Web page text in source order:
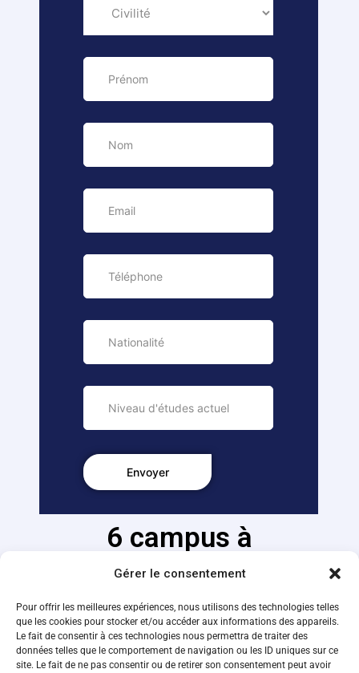
Gérer le consentement
Pour offrir les meilleures expériences, nous utilisons des technologies telles
que les cookies pour stocker et/ou accéder aux informations des appareils.
Le fait de consentir à ces technologies nous permettra de traiter des
données telles que le comportement de navigation ou les ID uniques sur ce
site. Le fait de ne pas consentir ou de retirer son consentement peut avoir
6 campus à
l'étranger
Ouvrez-vous au monde en partant étudier chaque
année sur un de nos campus partenaires